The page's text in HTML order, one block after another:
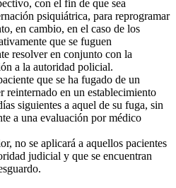
con el fin de que sea
psiquiátrica, para reprogramar
en cambio, en el caso de los
que se fuguen
resolver en conjunto con la
a la autoridad policial.
que se ha fugado de un
reinternado en un establecimiento
siguientes a aquel de su fuga, sin
a una evaluación por médico
no se aplicará a aquellos pacientes
judicial y que se encuentran